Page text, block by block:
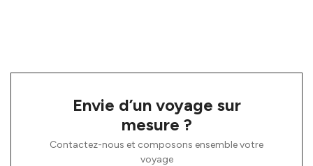
Envie d’un voyage sur
mesure ?
Contactez-nous et composons ensemble votre
voyage